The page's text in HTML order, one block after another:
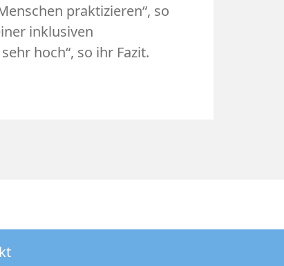
praktizieren“, so
inklusiven
hoch“, so ihr Fazit.